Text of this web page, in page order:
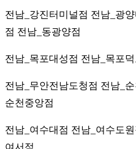
전남_강진터미널점 전남_광
점 전남_동광양점
전남_목포대성점 전남_목포
전남_무안전남도청점 전남_
순천중앙점
전남_여수대점 전남_여수도
여서점